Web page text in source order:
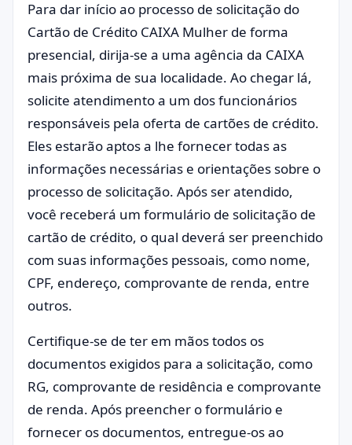
Para dar início ao processo de solicitação do
Cartão de Crédito CAIXA Mulher de forma
presencial, dirija-se a uma agência da CAIXA
mais próxima de sua localidade. Ao chegar lá,
solicite atendimento a um dos funcionários
responsáveis pela oferta de cartões de crédito.
Eles estarão aptos a lhe fornecer todas as
informações necessárias e orientações sobre o
processo de solicitação. Após ser atendido,
você receberá um formulário de solicitação de
cartão de crédito, o qual deverá ser preenchido
com suas informações pessoais, como nome,
CPF, endereço, comprovante de renda, entre
outros.
Certifique-se de ter em mãos todos os
documentos exigidos para a solicitação, como
RG, comprovante de residência e comprovante
de renda. Após preencher o formulário e
fornecer os documentos, entregue-os ao